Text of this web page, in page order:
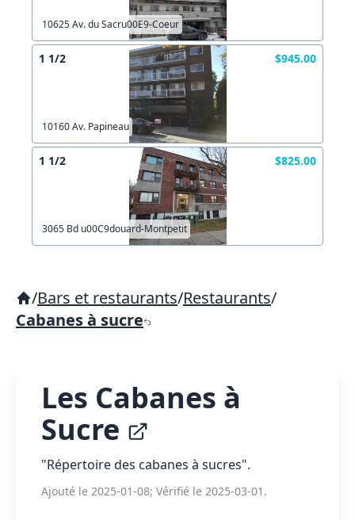
10625 Av. du Sacru00E9-Coeur
1 1/2 $945.00
10160 Av. Papineau
1 1/2 $825.00
3065 Bd u00C9douard-Montpetit
/Bars et restaurants/Restaurants/
Cabanes à sucre
Les Cabanes à
Sucre
"Répertoire des cabanes à sucres".
Ajouté le 2025-01-08; Vérifié le 2025-03-01.